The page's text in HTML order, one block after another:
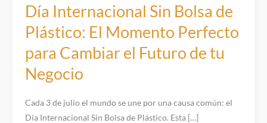
Día Internacional Sin Bolsa de
Plástico: El Momento Perfecto
para Cambiar el Futuro de tu
Negocio
Cada 3 de julio el mundo se une por una causa común: el
Día Internacional Sin Bolsa de Plástico. Esta […]